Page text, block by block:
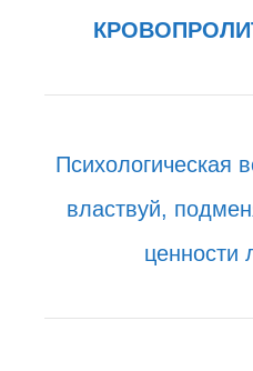
Психологическая
властвуй,
ценности